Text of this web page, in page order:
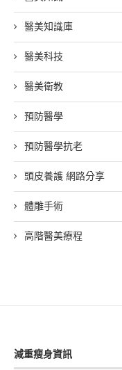
醫美知識庫
醫美科技
醫美衛教
預防醫學
預防醫學抗老
頭皮養護 網路分享
體雕手術
高階醫美療程
減重瘦身資訊